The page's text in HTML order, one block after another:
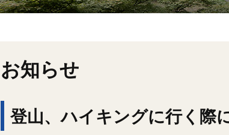
お知らせ
登山、ハイキングに行く際